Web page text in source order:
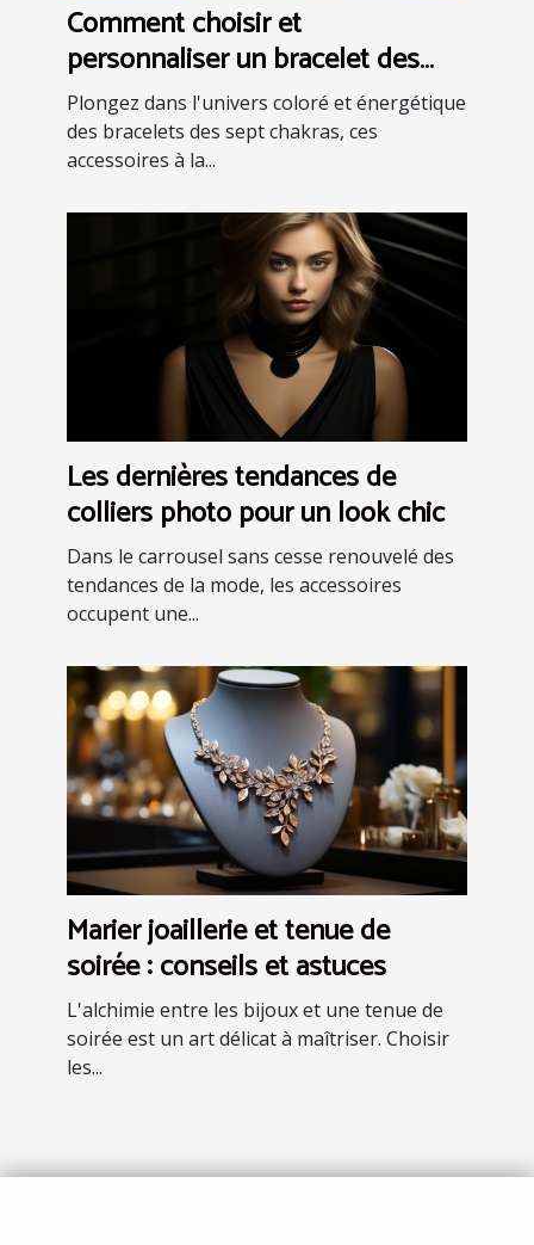
Comment choisir et
personnaliser un bracelet des
sept chakras
Plongez dans l'univers coloré et énergétique
des bracelets des sept chakras, ces
accessoires à la...
Les dernières tendances de
colliers photo pour un look chic
Dans le carrousel sans cesse renouvelé des
tendances de la mode, les accessoires
occupent une...
Marier joaillerie et tenue de
soirée : conseils et astuces
L'alchimie entre les bijoux et une tenue de
soirée est un art délicat à maîtriser. Choisir
les...